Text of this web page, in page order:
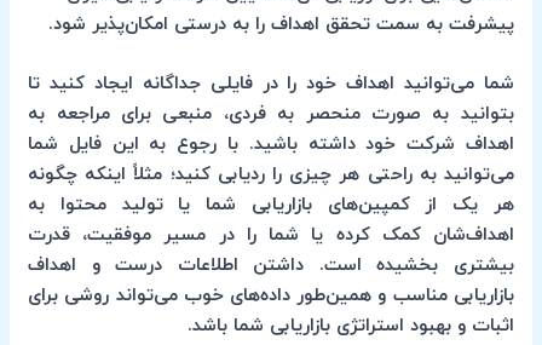
پیشرفت به سمت تحقق اهداف را به‌ درستی امکان‌پذیر شود.
شما می‌توانید اهداف خود را در فایلی جداگانه ایجاد کنید تا
بتوانید به‌ صورت منحصر به فردی، منبعی برای مراجعه به‌
اهداف شرکت خود داشته باشید. با رجوع به‌ این فایل شما
می‌توانید به‌ راحتی هر چیزی را ردیابی کنید؛ مثلاً اینکه چگونه
هر یک از کمپین‌های بازاریابی شما یا تولید محتوا به‌
اهداف‌شان کمک کرده یا شما را در مسیر موفقیت، قدرت
بیشتری بخشیده است. داشتن اطلاعات درست و اهداف
بازاریابی مناسب و همین‌طور داده‌های خوب می‌تواند روشی برای
اثبات و بهبود استراتژی بازاریابی شما باشد.